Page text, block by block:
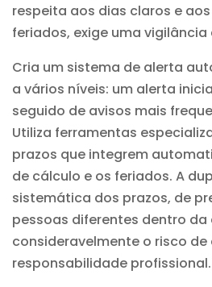
respeita aos dias claros e
feriados, exige uma
Cria um sistema de alerta
a vários níveis: um alerta
seguido de avisos mais
Utiliza ferramentas
prazos que integrem
de cálculo e os feriados. A
sistemática dos prazos, de
pessoas diferentes dentro da
consideravelmente o risco
responsabilidade profissional.